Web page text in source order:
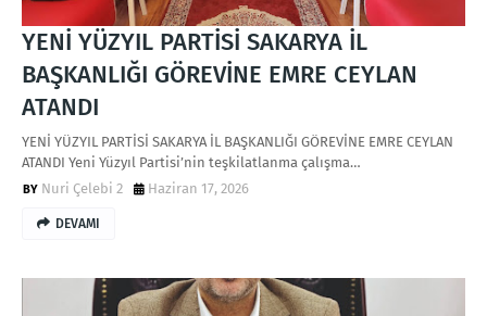
YENİ YÜZYIL PARTİSİ SAKARYA İL
BAŞKANLIĞI GÖREVİNE EMRE CEYLAN
ATANDI
YENİ YÜZYIL PARTİSİ SAKARYA İL BAŞKANLIĞI GÖREVİNE EMRE CEYLAN
ATANDI Yeni Yüzyıl Partisi’nin teşkilatlanma çalışma…
Nuri Çelebi 2
Haziran 17, 2026
DEVAMI